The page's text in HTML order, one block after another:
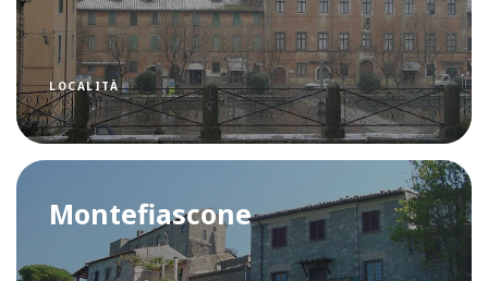
LOCALITÀ
Montefiascone